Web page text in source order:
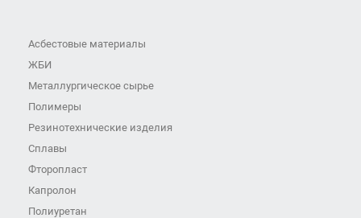
Асбестовые материалы
ЖБИ
Металлургическое сырье
Полимеры
Резинотехнические изделия
Сплавы
Фторопласт
Капролон
Полиуретан